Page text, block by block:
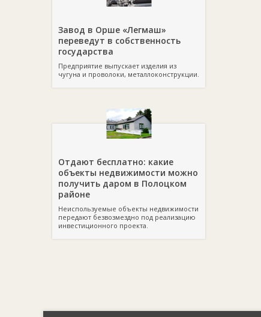
Завод в Орше «Легмаш»
переведут в собственность
государства
Предприятие выпускает изделия из
чугуна и проволоки, металлоконструкции.
Отдают бесплатно: какие
объекты недвижимости можно
получить даром в Полоцком
районе
Неиспользуемые объекты недвижимости
передают безвозмездно под реализацию
инвестиционного проекта.